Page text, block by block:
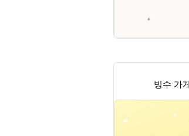
빙수 가게